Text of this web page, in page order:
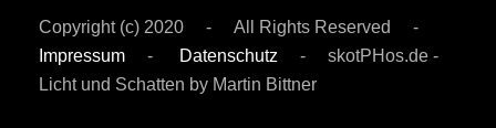
Copyright (c) 2020 - All Rights Reserved -
Impressum - Datenschutz - skotPHos.de -
Licht und Schatten by Martin Bittner